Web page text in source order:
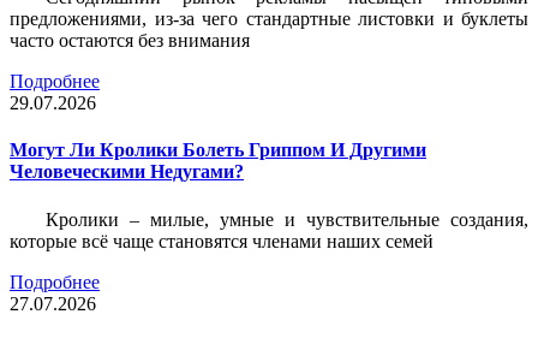
предложениями, из-за чего стандартные листовки и буклеты
часто остаются без внимания
Подробнее
29.07.2026
Могут Ли Кролики Болеть Гриппом И Другими
Человеческими Недугами?
Кролики – милые, умные и чувствительные создания,
которые всё чаще становятся членами наших семей
Подробнее
27.07.2026